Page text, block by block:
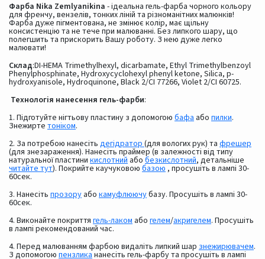
Фарба Nika Zemlyanikina - ідеальна гель-фарба чорного кольору
для френчу, вензелів, тонких ліній та різноманітних малюнків!
Фарба дуже пігментована, не змінює колір, має щільну
консистенцію та не тече при малюванні. Без липкого шару, що
полегшить та прискорить Вашу роботу. З нею дуже легко
малювати!
Склад:DI-HEMA Trimethylhexyl, dicarbamate, Ethyl Trimethylbenzoyl
Phenylphosphinate, Hydroxycyclohexyl phenyl ketone, Silica, p-
hydroxyanisole, Hydroquinone, Black 2/CI 77266, Violet 2/CI 60725.
Технологія нанесення гель-фарби:
1. Підготуйте нігтьову пластину з допомогою бафа або пилки.
Знежирте тоніком.
2. За потребою нанесіть дегідратор(для вологих рук) та фрешер
(для знезараження). Нанесіть праймер (в залежності від типу
натуральної пластини кислотний або безкислотний, детальніше
читайте тут). Покрийте каучуковою базою, просушіть в лампі 30-
60сек.
3. Нанесіть прозору або камуфлюючубазу. Просушіть в лампі 30-
60сек.
4. Виконайте покриття гель-лаком або гелем/акригелем. Просушіть
в лампі рекомендований час.
4. Перед малюванням фарбою видаліть липкий шар знежирювачем.
З допомогою пензликананесіть гель-фарбу та просушіть в лампі